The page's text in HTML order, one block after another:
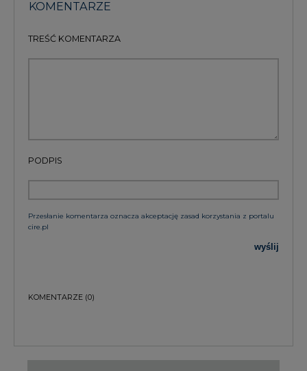
Przesłanie komentarza oznacza akceptację zasad korzystania z portalu
Podając adres e-mail wyrażają Państwo zgodę
na otrzymywanie treści marketingowych w